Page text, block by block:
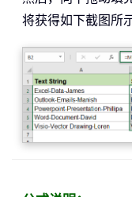
将获得如下截图所